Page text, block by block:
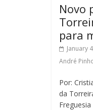
Novo
para
January
André
Por:
da